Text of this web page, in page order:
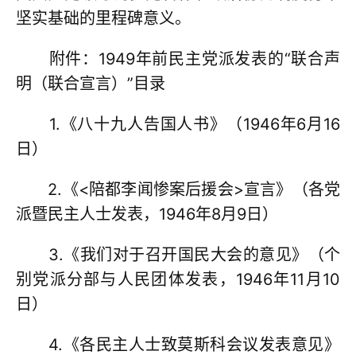
坚实基础的里程碑意义。
附件：1949年前民主党派发表的“联合声
明（联合宣言）”目录
1.《八十九人告国人书》（1946年6月16
日）
2.《<陪都李闻惨案后援会>宣言》（各党
派暨民主人士发表，1946年8月9日）
3.《我们对于召开国民大会的意见》（个
别党派分部与人民团体发表，1946年11月10
日）
4.《各民主人士致莫斯科会议发表意见》